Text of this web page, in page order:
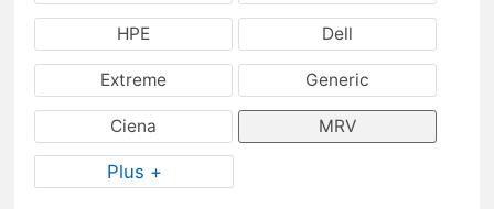
HPE Dell
Extreme Generic
Ciena MRV
Plus +